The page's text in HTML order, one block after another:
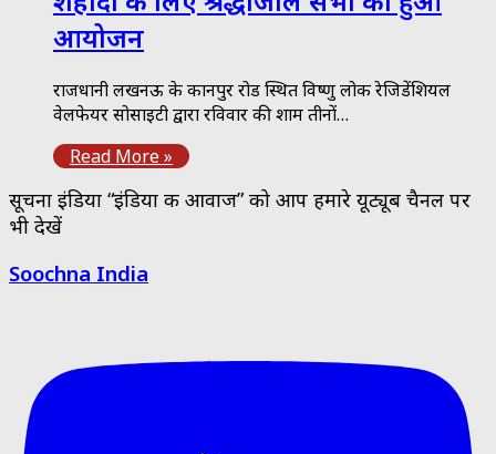
आयोजन
राजधानी लखनऊ के कानपुर रोड स्थित विष्णु लोक रेजिडेंशियल
वेलफेयर सोसाइटी द्वारा रविवार की शाम तीनों…
Read More »
सूचना इंडिया “इंडिया की आवाज” को आप हमारे यूट्यूब चैनल पर
भी देखें
Soochna India